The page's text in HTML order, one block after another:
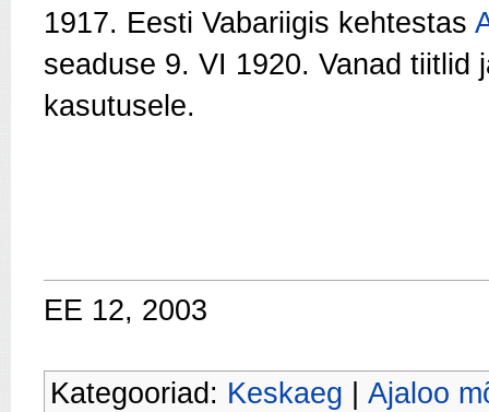
1917. Eesti Vabariigis kehtestas
seaduse 9. VI 1920. Vanad tiitlid
kasutusele.
EE 12, 2003
Kategooriad: Keskaeg Ajaloo